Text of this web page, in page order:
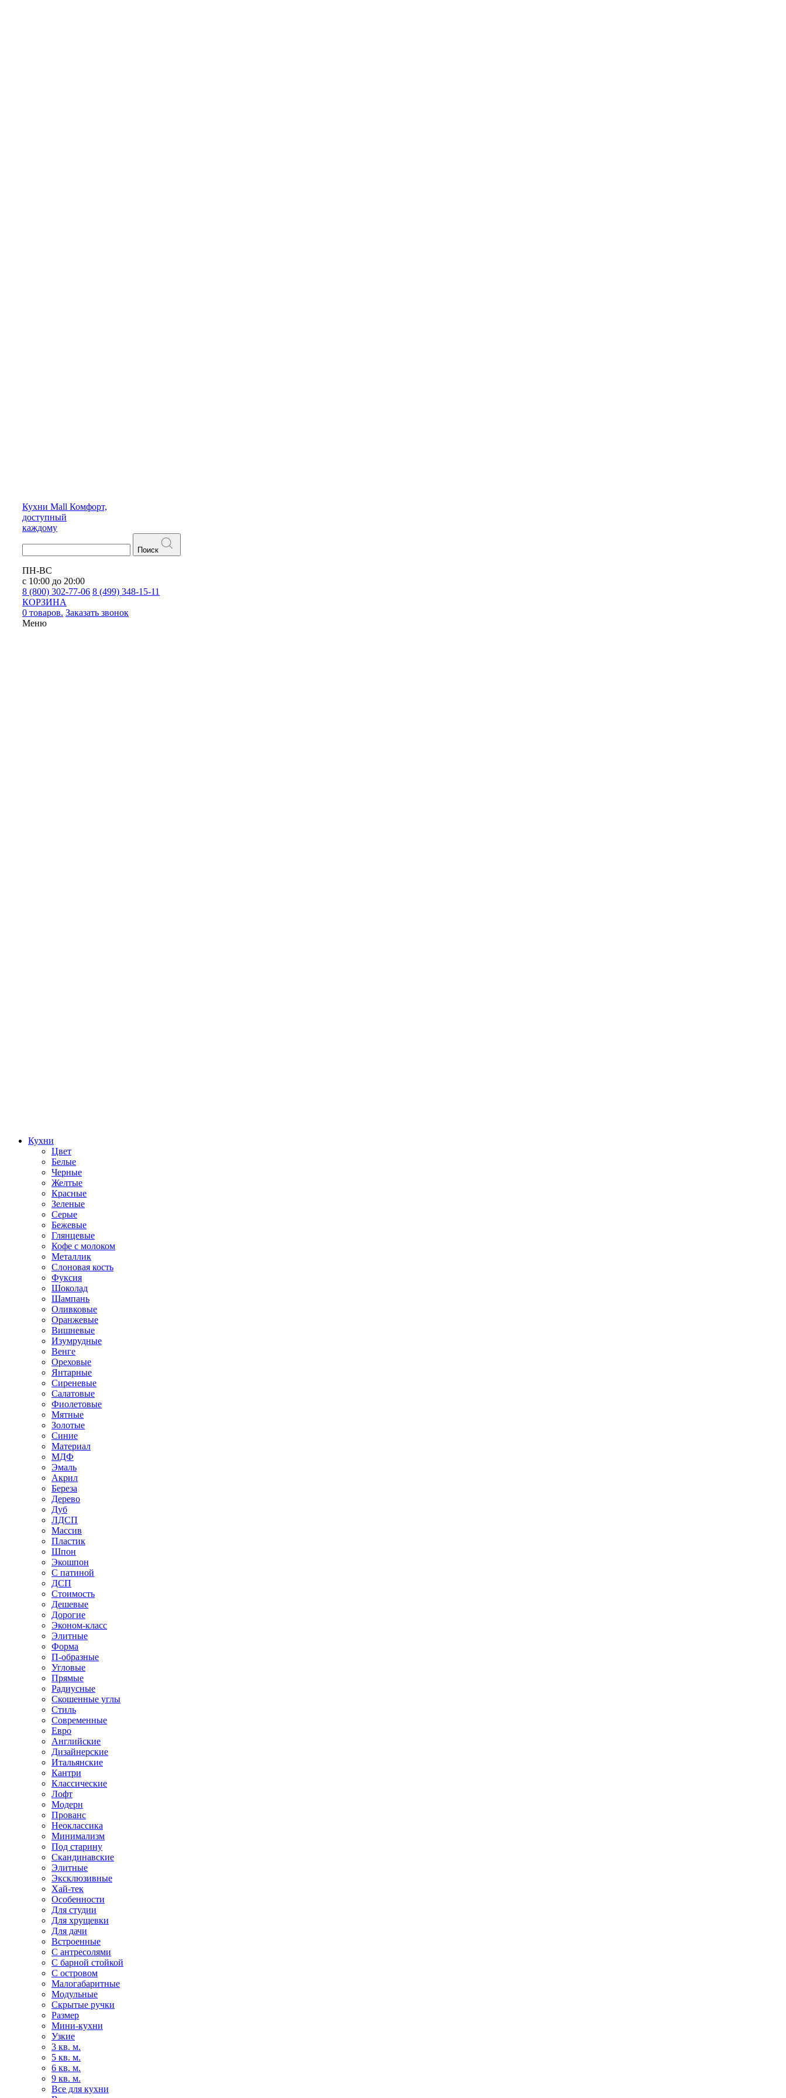
Кухни Mall Комфорт,
доступный
каждому
Поиск
ПН-ВС
с 10:00 до 20:00
8 (800) 302-77-06 8 (499) 348-15-11
КОРЗИНА
0 товаров. Заказать звонок
Меню
Кухни
Цвет
Белые
Черные
Желтые
Красные
Зеленые
Серые
Бежевые
Глянцевые
Кофе с молоком
Металлик
Слоновая кость
Фуксия
Шоколад
Шампань
Оливковые
Оранжевые
Вишневые
Изумрудные
Венге
Ореховые
Янтарные
Сиреневые
Салатовые
Фиолетовые
Мятные
Золотые
Синие
Материал
МДФ
Эмаль
Акрил
Береза
Дерево
Дуб
ЛДСП
Массив
Пластик
Шпон
Экошпон
С патиной
ДСП
Стоимость
Дешевые
Дорогие
Эконом-класс
Элитные
Форма
П-образные
Угловые
Прямые
Радиусные
Скошенные углы
Стиль
Современные
Евро
Английские
Дизайнерские
Итальянские
Кантри
Классические
Лофт
Модерн
Прованс
Неоклассика
Минимализм
Под старину
Скандинавские
Элитные
Эксклюзивные
Хай-тек
Особенности
Для студии
Для хрущевки
Для дачи
Встроенные
С антресолями
С барной стойкой
С островом
Малогабаритные
Модульные
Скрытые ручки
Размер
Мини-кухни
Узкие
3 кв. м.
5 кв. м.
6 кв. м.
9 кв. м.
Все для кухни